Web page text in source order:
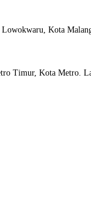
Kota
Timur, Kota Metro.